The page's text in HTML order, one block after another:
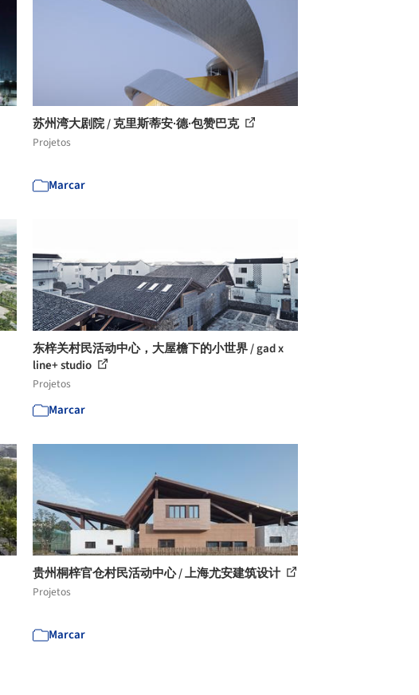
苏州湾大剧院 / 克里斯蒂安·德·包赞巴克
Projetos
Marcar
东梓关村民活动中心，大屋檐下的小世界 / gad x
line+ studio
Projetos
Marcar
贵州桐梓官仓村民活动中心 / 上海尤安建筑设计
Projetos
Marcar